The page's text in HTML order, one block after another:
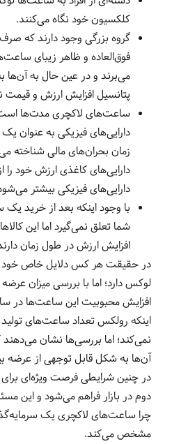
کلکسیون خود نگاه می‌کنند.
گروه بزرگی وجود دارند که
فوق‌العاده و ظاهر زیبای
می‌برند و در عین حال به آن‌ها
پتانسیل افزایش ارزش و قیمت
ساعت‌های لاکچری مدت‌ها است
دارایی‌های فیزیکی به عنوان
زمان بحران‌های مالی شناخته
دارایی‌های کاغذی ارزش خود
دارایی‌های فیزیکی بیشتر
با وجود اینکه بعد از خرید
شما تعلق نمی‌گیرد اما این
افزایش ارزش در طول زمان
در حقیقت هر کس دلایل خاص خود
لوکس دارد؛‌ اما با بررسی میزان
افزایش محبوبیت این ساعت‌ها در
اینکه رولکس تعداد ساعت‌های
نمی‌کند؛ اما بررسی‌ها نشان می‌دهند
آن‌ها به شکل قابل توجهی از عرضه
در چنین شرایطی فرصت ویژه‌ای
دوم در بازار فراهم می‌شود و این
چرا ساعت‌های لاکچری یک
مشخص می‌کند.